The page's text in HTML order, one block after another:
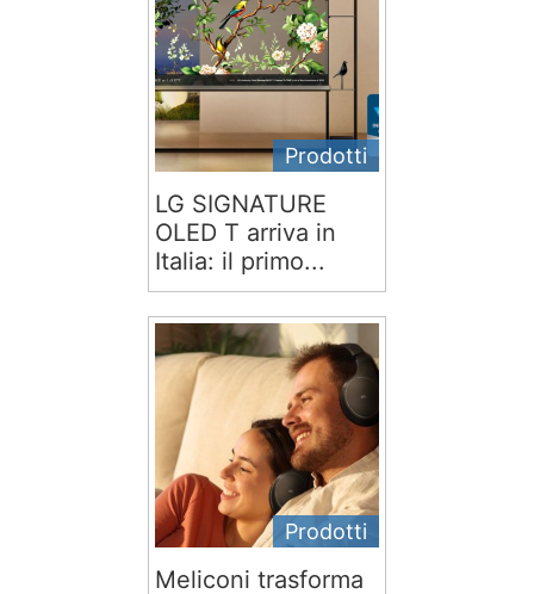
Prodotti
LG SIGNATURE
OLED T arriva in
Italia: il primo...
Prodotti
Meliconi trasforma